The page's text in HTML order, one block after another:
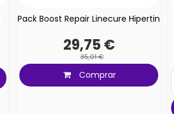
Pack Boost Repair Linecure Hipertin
29,75 €
35,01 €
Comprar